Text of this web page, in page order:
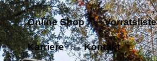
Online Shop Vorratsliste
Karriere Kontakt